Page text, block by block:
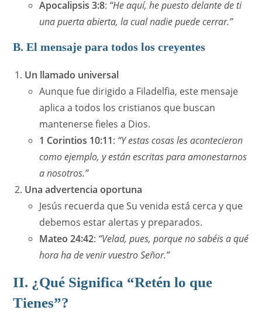
Apocalipsis 3:8: “He aquí, he puesto delante de ti
una puerta abierta, la cual nadie puede cerrar.”
B. El mensaje para todos los creyentes
Un llamado universal
Aunque fue dirigido a Filadelfia, este mensaje
aplica a todos los cristianos que buscan
mantenerse fieles a Dios.
1 Corintios 10:11: “Y estas cosas les acontecieron
como ejemplo, y están escritas para amonestarnos
a nosotros.”
Una advertencia oportuna
Jesús recuerda que Su venida está cerca y que
debemos estar alertas y preparados.
Mateo 24:42: “Velad, pues, porque no sabéis a qué
hora ha de venir vuestro Señor.”
II. ¿Qué Significa “Retén lo que
Tienes”?